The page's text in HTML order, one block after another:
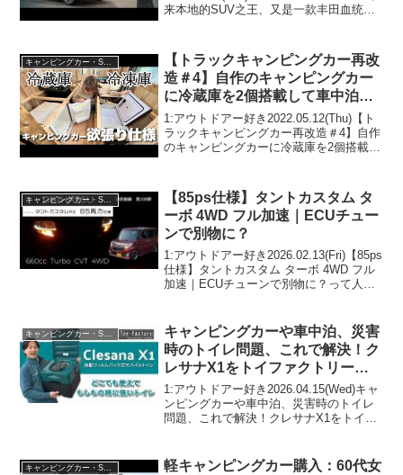
来本地的SUV之王、又是一款丰田血统的
ぞ、見逃さないで！！2:アウ...
キャンピングカー・SUV人気車種
【トラックキャンピングカー再改
造＃4】自作のキャンピングカー
に冷蔵庫を2個搭載して車中泊を
快適にする！
1:アウトドアー好き2022.05.12(Thu)【ト
ラックキャンピングカー再改造＃4】自作
のキャンピングカーに冷蔵庫を2個搭載し
アー好き2022.05.12(Thu...
【85ps仕様】タントカスタム タ
ーボ 4WD フル加速｜ECUチュー
ンで別物に？
1:アウトドアー好き2026.02.13(Fri)【85ps
仕様】タントカスタム ターボ 4WD フル
加速｜ECUチューンで別物に？って人気
注目です...
キャンピングカー・SUV人気車種
キャンピングカーや車中泊、災害
時のトイレ問題、これで解決！ク
レサナX1をトイファクトリース
タッフが徹底解説
1:アウトドアー好き2026.04.15(Wed)キャ
ンピングカーや車中泊、災害時のトイレ
問題、これで解決！クレサナX1をトイフ
ウトドアー好き2026.04.15(W...
キャンピングカー・SUV人気車種
軽キャンピングカー購入：60代女